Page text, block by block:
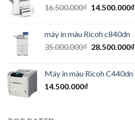
16.500.000₫ 14.500.000₫
máy in màu Ricoh c840dn
35.000.000₫ 28.500.000₫
Máy in màu Ricoh C440dn
14.500.000₫